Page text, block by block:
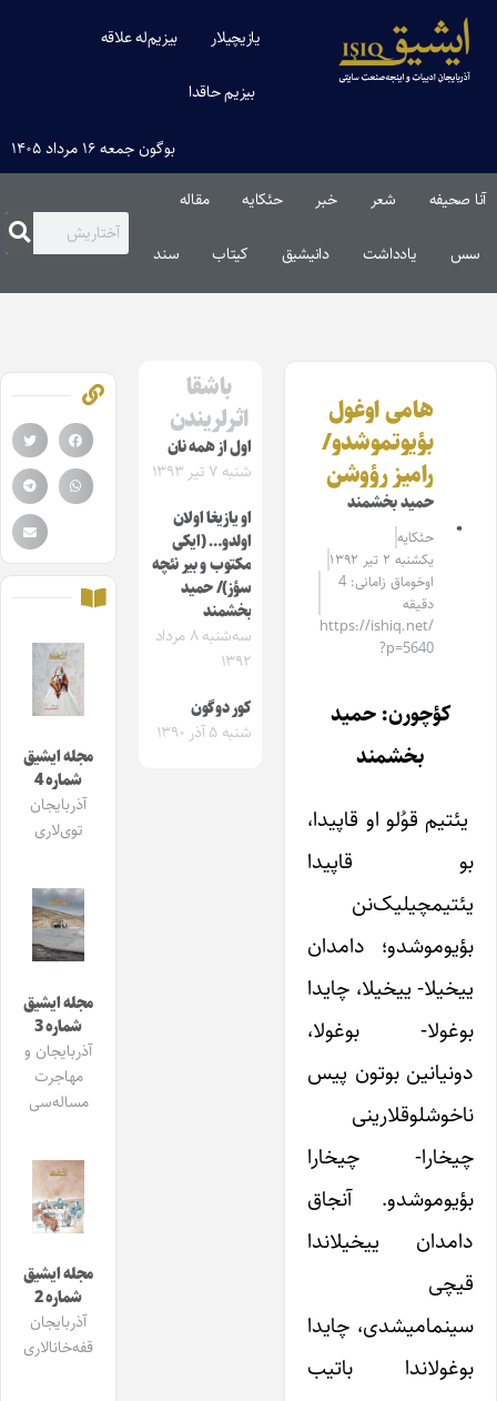
یازیچیلار بیزیم‌له علاقه
بیزیم حاقدا
بوگون جمعه ۱۶ مرداد ۱۴۰۵
آنا صحیفه شعر خبر حئکایه مقاله‌
سس یادداشت دانیشیق کیتاب سند
هامی اوغول
بؤیوتموشدو/
رامیز رؤوشن
حمید بخشمند
حئکایه
یکشنبه ۲ تیر ۱۳۹۲
اوخوماق زامانی: 4
دقیقه
https://ishiq.net/
?p=5640
کؤچورن: حمید
بخشمند
یئتیم قوُلو او قاپیدا،
بو قاپیدا
یئتیمچیلیک‌نن
بؤیوموشدو؛ دامدان
ییخیلا- ییخیلا، چایدا
بوغولا- بوغولا،
دونیانین بوتون پیس
ناخوشلوقلارینی
چیخارا- چیخارا
بؤیوموشدو. آنجاق
دامدان ییخیلاندا
قیچی
سینمامیشدی، چایدا
بوغولاندا باتیب
باشقا
اثرلریندن
اول از همه نان
شنبه ۷ تیر ۱۳۹۳
او یازیغا اولان
اولدو… (ایکی
مکتوب و بیر نئچه
سؤز)/ حمید
بخشمند
سه‌شنبه ۸ مرداد
۱۳۹۲
کور دوگون
شنبه ۵ آذر ۱۳۹۰
مجله ایشیق
شماره 4
آذربایجان
توی‌لاری
مجله ایشیق
شماره 3
آذربایجان و
مهاجرت
مساله‌سی
مجله ایشیق
شماره 2
آذربایجان
قفه‌خانالاری